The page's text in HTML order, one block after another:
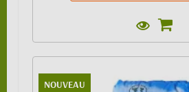
NOUVEAU